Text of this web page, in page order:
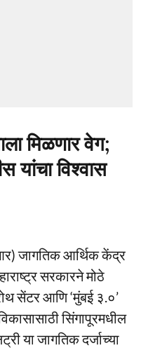
मिळणार वेग;
यांचा विश्वास
जागतिक आर्थिक केंद्र
सरकारने मोठे
सेंटर आणि ‘मुंबई ३.०’
सिंगापूरमधील
या जागतिक दर्जाच्या